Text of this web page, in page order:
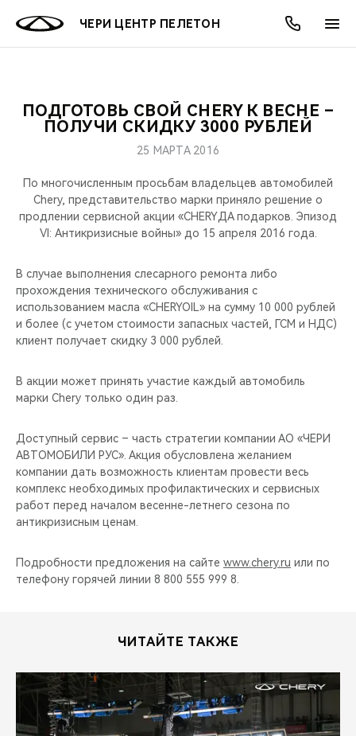
ЧЕРИ ЦЕНТР ПЕЛЕТОН
МОДЕЛИ
КРОССОВЕРЫ
НОВИНКИ
ПОКУПАТЕЛЯМ
КРЕДИТ И СТРАХОВАНИЕ
ВЛАДЕЛЬЦАМ
ЗАПЧАСТИ И АКСЕССУАРЫ
ПОДДЕРЖКА
CHERY CONNECT
МИР CHERY
О БРЕНДЕ
CHERY В СОЦСЕТЯХ
ЛЮДИ CHERY
БЛАГОТВОРИТЕЛЬНОСТЬ
CHERY И СПОРТ
НАШИ МЕРОПРИЯТИЯ
ВИДЕООБЗОРЫ
CHERY ДЛЯ ДЕТЕЙ
АКЦИИ
ОНЛАЙН СЕРВИСЫ
КРЕДИТ
О КОМПАНИИ
МЫ В СОЦСЕТЯХ
ПОДГОТОВЬ СВОЙ CHERY К ВЕСНЕ –
ПОЛУЧИ СКИДКУ 3000 РУБЛЕЙ
25 МАРТА 2016
По многочисленным просьбам владельцев автомобилей
Chery, представительство марки приняло решение о
продлении сервисной акции «CHERYДА подарков. Эпизод
VI: Антикризисные войны» до 15 апреля 2016 года.
В случае выполнения слесарного ремонта либо
прохождения технического обслуживания с
использованием масла «CHERYOIL» на сумму 10 000 рублей
и более (с учетом стоимости запасных частей, ГСМ и НДС)
клиент получает скидку 3 000 рублей.
В акции может принять участие каждый автомобиль
марки Chery только один раз.
Доступный сервис – часть стратегии компании АО «ЧЕРИ
АВТОМОБИЛИ РУС». Акция обусловлена желанием
компании дать возможность клиентам провести весь
комплекс необходимых профилактических и сервисных
работ перед началом весенне-летнего сезона по
антикризисным ценам.
Подробности предложения на сайте www.chery.ru или по
телефону горячей линии 8 800 555 999 8.
ЧИТАЙТЕ ТАКЖЕ